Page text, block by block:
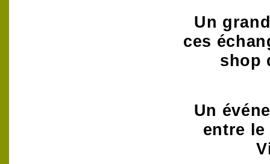
Un
ces
shop
Un
entre le